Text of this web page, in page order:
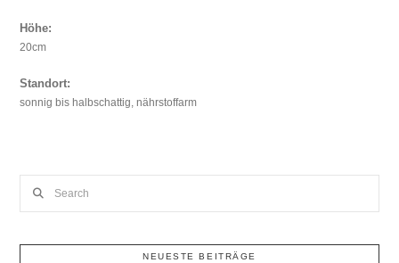
Höhe:
20cm
Standort:
sonnig bis halbschattig, nährstoffarm
NEUESTE BEITRÄGE